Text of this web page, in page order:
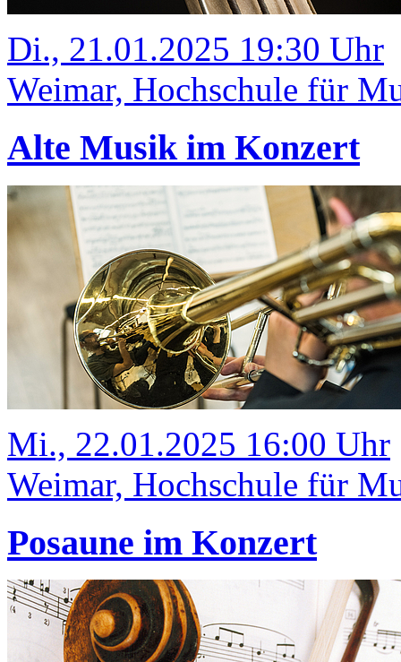
Di., 21.01.2025 19:30 Uhr
Weimar, Hochschule für
Alte Musik im Konzert
Mi., 22.01.2025 16:00 Uhr
Weimar, Hochschule für
Posaune im Konzert